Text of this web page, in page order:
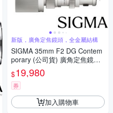
新版，廣角定焦鏡頭，全金屬結構
SIGMA 35mm F2 DG Contem
porary (公司貨) 廣角定焦鏡頭
全片幅無反微單眼鏡頭 i系列
$19,980
券
加入購物車